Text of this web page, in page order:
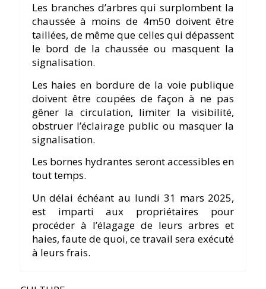
Les branches d’arbres qui surplombent la
chaussée à moins de 4m50 doivent être
taillées, de même que celles qui dépassent
le bord de la chaussée ou masquent la
signalisation.
Les haies en bordure de la voie publique
doivent être coupées de façon à ne pas
gêner la circulation, limiter la visibilité,
obstruer l’éclairage public ou masquer la
signalisation.
Les bornes hydrantes seront accessibles en
tout temps.
Un délai échéant au lundi 31 mars 2025,
est imparti aux propriétaires pour
procéder à l’élagage de leurs arbres et
haies, faute de quoi, ce travail sera exécuté
à leurs frais.